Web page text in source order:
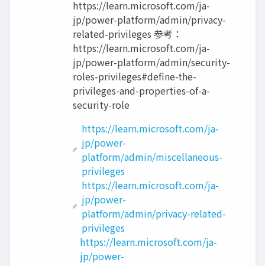
https://learn.microsoft.com/ja-
jp/power-platform/admin/privacy-
related-privileges 参考：
https://learn.microsoft.com/ja-
jp/power-platform/admin/security-
roles-privileges#define-the-
privileges-and-properties-of-a-
security-role
https://learn.microsoft.com/ja-
jp/power-
platform/admin/miscellaneous-
privileges
https://learn.microsoft.com/ja-
jp/power-
platform/admin/privacy-related-
privileges
https://learn.microsoft.com/ja-
jp/power-